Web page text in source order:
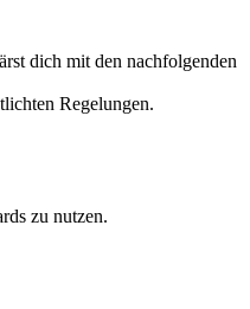
dich mit den nachfolgenden
Regelungen.
zu nutzen.